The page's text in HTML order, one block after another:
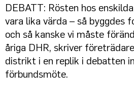
DEBATT: Rösten hos
vara lika värda – så byggdes
och så kanske vi måste
åriga DHR, skriver
distrikt i en replik i debatten
förbundsmöte.